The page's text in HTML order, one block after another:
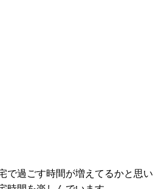
過ごす時間が増えてるかと思い